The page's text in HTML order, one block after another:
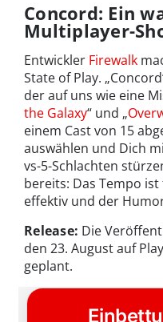
Concord: Ein
Multiplayer-
Entwickler Firewalk
State of Play.
der auf uns wie eine
the Galaxy“ und „
einem Cast von 15
auswählen und Dich
vs-5-Schlachten
bereits: Das Tempo
effektiv und der
Release: Die
den 23. August auf
geplant.